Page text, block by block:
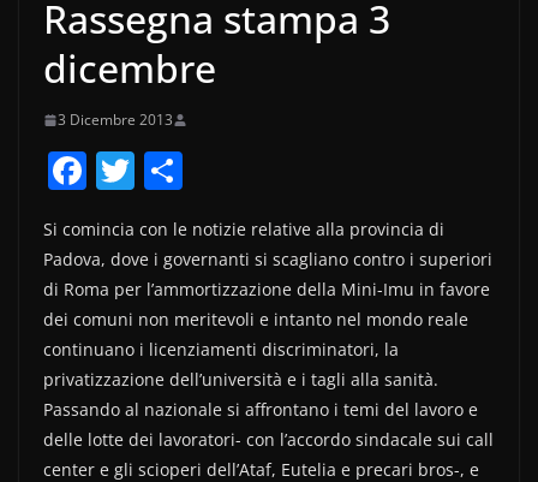
Rassegna stampa 3
dicembre
3 Dicembre 2013
F
a
c
e
b
o
o
k
T
itt
er
n
di
vi
di
Si comincia con le notizie relative alla provincia di
Padova, dove i governanti si scagliano contro i superiori
di Roma per l’ammortizzazione della Mini-Imu in favore
dei comuni non meritevoli e intanto nel mondo reale
continuano i licenziamenti discriminatori, la
privatizzazione dell’università e i tagli alla sanità.
Passando al nazionale si affrontano i temi del lavoro e
delle lotte dei lavoratori- con l’accordo sindacale sui call
center e gli scioperi dell’Ataf, Eutelia e precari bros-, e